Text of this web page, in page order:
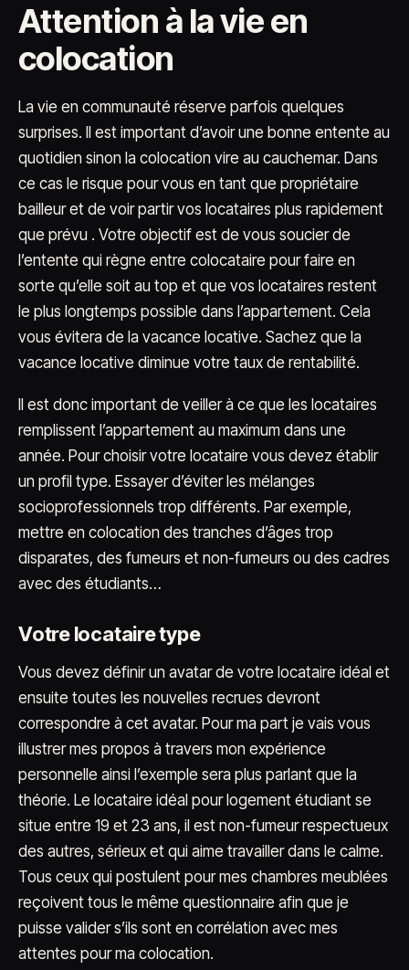
Attention à la vie en
colocation
La vie en communauté réserve parfois quelques
surprises. Il est important d’avoir une bonne entente au
quotidien sinon la colocation vire au cauchemar. Dans
ce cas le risque pour vous en tant que propriétaire
bailleur et de voir partir vos locataires plus rapidement
que prévu . Votre objectif est de vous soucier de
l’entente qui règne entre colocataire pour faire en
sorte qu’elle soit au top et que vos locataires restent
le plus longtemps possible dans l’appartement. Cela
vous évitera de la vacance locative. Sachez que la
vacance locative diminue votre taux de rentabilité.
Il est donc important de veiller à ce que les locataires
remplissent l’appartement au maximum dans une
année. Pour choisir votre locataire vous devez établir
un profil type. Essayer d’éviter les mélanges
socioprofessionnels trop différents. Par exemple,
mettre en colocation des tranches d’âges trop
disparates, des fumeurs et non-fumeurs ou des cadres
avec des étudiants…
Votre locataire type
Vous devez définir un avatar de votre locataire idéal et
ensuite toutes les nouvelles recrues devront
correspondre à cet avatar. Pour ma part je vais vous
illustrer mes propos à travers mon expérience
personnelle ainsi l’exemple sera plus parlant que la
théorie. Le locataire idéal pour logement étudiant se
situe entre 19 et 23 ans, il est non-fumeur respectueux
des autres, sérieux et qui aime travailler dans le calme.
Tous ceux qui postulent pour mes chambres meublées
reçoivent tous le même questionnaire afin que je
puisse valider s’ils sont en corrélation avec mes
attentes pour ma colocation.